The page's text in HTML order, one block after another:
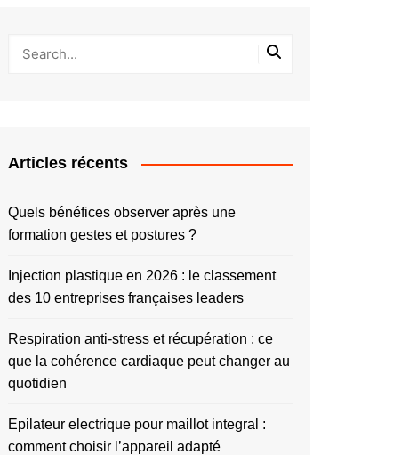
Articles récents
Quels bénéfices observer après une
formation gestes et postures ?
Injection plastique en 2026 : le classement
des 10 entreprises françaises leaders
Respiration anti-stress et récupération : ce
que la cohérence cardiaque peut changer au
quotidien
Epilateur electrique pour maillot integral :
comment choisir l’appareil adapté